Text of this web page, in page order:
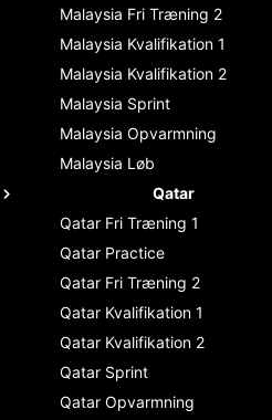
Malaysia Fri Træning 2
Malaysia Kvalifikation 1
Malaysia Kvalifikation 2
Malaysia Sprint
Malaysia Opvarmning
Malaysia Løb
Qatar
Qatar Fri Træning 1
Qatar Practice
Qatar Fri Træning 2
Qatar Kvalifikation 1
Qatar Kvalifikation 2
Qatar Sprint
Qatar Opvarmning